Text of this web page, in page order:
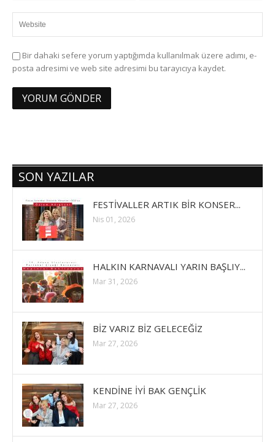
Bir dahaki sefere yorum yaptığımda kullanılmak üzere adımı, e-
posta adresimi ve web site adresimi bu tarayıcıya kaydet.
SON YAZILAR
FESTİVALLER ARTIK BİR KONSER...
Nis 01, 2026
HALKIN KARNAVALI YARIN BAŞLIY...
Mar 31, 2026
BİZ VARIZ BİZ GELECEĞİZ
Mar 27, 2026
KENDİNE İYİ BAK GENÇLİK
Mar 27, 2026